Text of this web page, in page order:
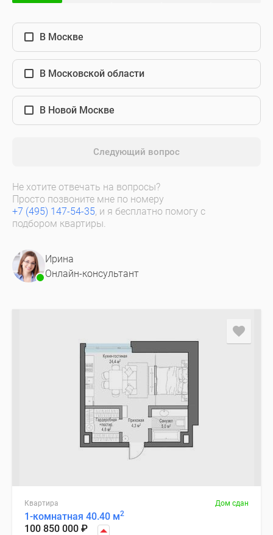
В Москве
В Московской области
В Новой Москве
Следующий вопрос
Не хотите отвечать на вопросы?
Просто позвоните мне по номеру
+7 (495) 147-54-35, и я бесплатно помогу с
подбором квартиры.
Ирина
Онлайн-консультант
Квартира Дом сдан
1-комнатная 40.40 м2
100 850 000 ₽